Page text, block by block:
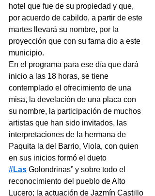
hotel que fue de su propiedad y que,
por acuerdo de cabildo, a partir de este
martes llevará su nombre, por la
proyección que con su fama dio a este
municipio.
En el programa para ese día que dará
inicio a las 18 horas, se tiene
contemplado el ofrecimiento de una
misa, la develación de una placa con
su nombre, la participación de muchos
artistas que han sido invitados, las
interpretaciones de la hermana de
Paquita la del Barrio, Viola, con quien
en sus inicios formó el dueto
#Las Golondrinas” y sobre todo el
reconocimiento del pueblo de Alto
Lucero; la actuación de Jazmín Castillo